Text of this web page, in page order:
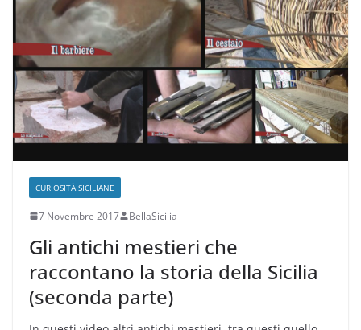
CURIOSITÀ SICILIANE
7 Novembre 2017 BellaSicilia
Gli antichi mestieri che
raccontano la storia della Sicilia
(seconda parte)